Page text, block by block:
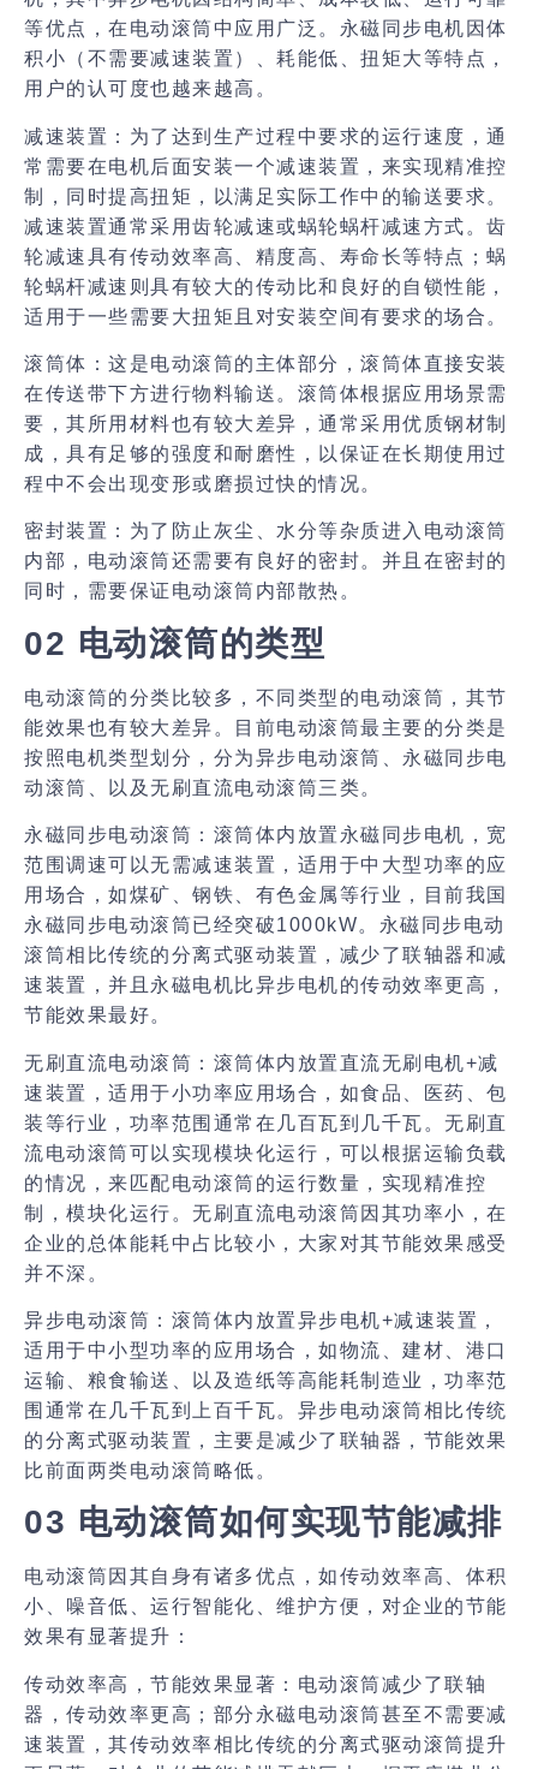
等优点，在电动滚筒中应用广泛。永磁同步电机因体
积小（不需要减速装置）、耗能低、扭矩大等特点，
用户的认可度也越来越高。
减速装置： 为了达到生产过程中要求的运行速度，通
常需要在电机后面安装一个减速装置，来实现精准控
制，同时提高扭矩，以满足实际工作中的输送要求。
减速装置通常采用齿轮减速或蜗轮蜗杆减速方式。齿
轮减速具有传动效率高、精度高、寿命长等特点；蜗
轮蜗杆减速则具有较大的传动比和良好的自锁性能，
适用于一些需要大扭矩且对安装空间有要求的场合。
滚筒体： 这是电动滚筒的主体部分，滚筒体直接安装
在传送带下方进行物料输送。滚筒体根据应用场景需
要，其所用材料也有较大差异，通常采用优质钢材制
成，具有足够的强度和耐磨性，以保证在长期使用过
程中不会出现变形或磨损过快的情况。
密封装置： 为了防止灰尘、水分等杂质进入电动滚筒
内部，电动滚筒还需要有良好的密封。并且在密封的
同时，需要保证电动滚筒内部散热。
02 电动滚筒的类型
电动滚筒的分类比较多，不同类型的电动滚筒，其节
能效果也有较大差异。目前电动滚筒最主要的分类是
按照电机类型划分，分为异步电动滚筒、永磁同步电
动滚筒、以及无刷直流电动滚筒三类。
永磁同步电动滚筒： 滚筒体内放置永磁同步电机，宽
范围调速可以无需减速装置，适用于中大型功率的应
用场合，如煤矿、钢铁、有色金属等行业，目前我国
永磁同步电动滚筒已经突破1000kW。永磁同步电动
滚筒相比传统的分离式驱动装置，减少了联轴器和减
速装置，并且永磁电机比异步电机的传动效率更高，
节能效果最好。
无刷直流电动滚筒： 滚筒体内放置直流无刷电机+减
速装置，适用于小功率应用场合，如食品、医药、包
装等行业，功率范围通常在几百瓦到几千瓦。无刷直
流电动滚筒可以实现模块化运行，可以根据运输负载
的情况，来匹配电动滚筒的运行数量，实现精准控
制，模块化运行。无刷直流电动滚筒因其功率小，在
企业的总体能耗中占比较小，大家对其节能效果感受
并不深。
异步电动滚筒： 滚筒体内放置异步电机+减速装置，
适用于中小型功率的应用场合，如物流、建材、港口
运输、粮食输送、以及造纸等高能耗制造业，功率范
围通常在几千瓦到上百千瓦。异步电动滚筒相比传统
的分离式驱动装置，主要是减少了联轴器，节能效果
比前面两类电动滚筒略低。
03 电动滚筒如何实现节能减排
电动滚筒因其自身有诸多优点，如传动效率高、体积
小、噪音低、运行智能化、维护方便，对企业的节能
效果有显著提升：
传动效率高，节能效果显著： 电动滚筒减少了联轴
器，传动效率更高；部分永磁电动滚筒甚至不需要减
速装置，其传动效率相比传统的分离式驱动滚筒提升